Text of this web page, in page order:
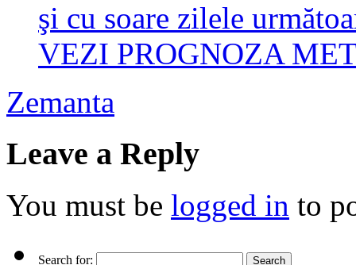
şi cu soare zilele
VEZI PROGNOZA
Zemanta
Leave a Reply
You must be logged in to
Search for: